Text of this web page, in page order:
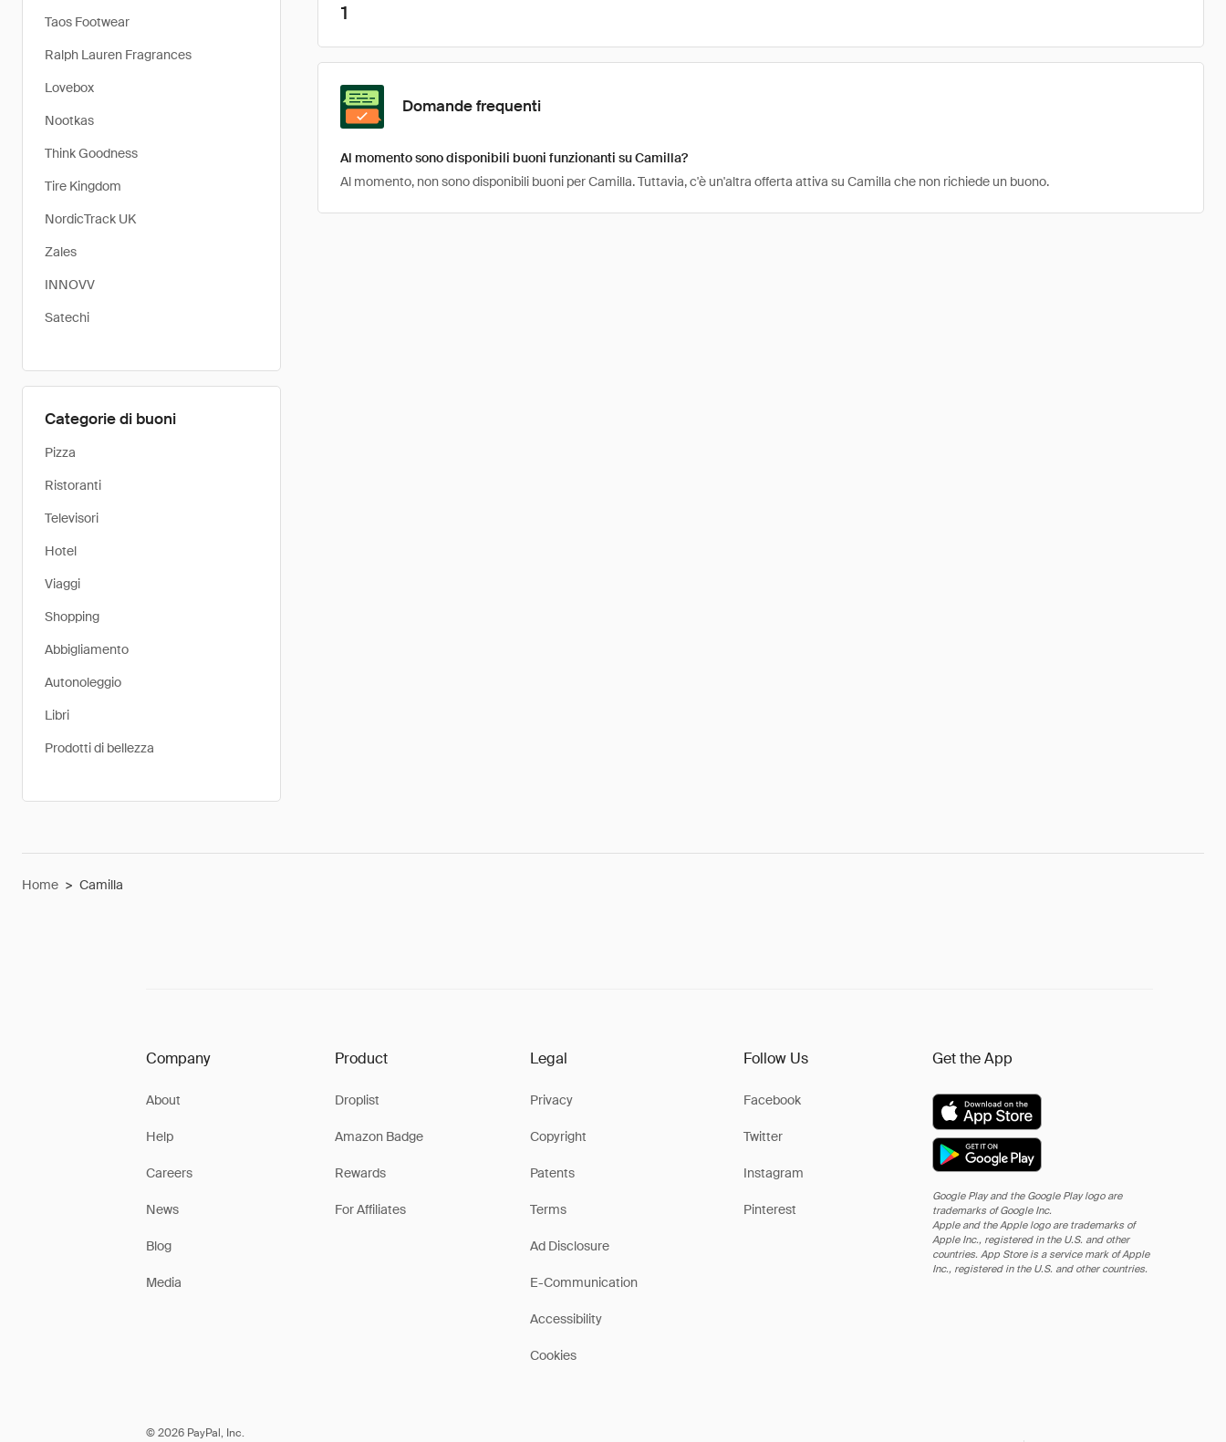
Taos Footwear
Ralph Lauren Fragrances
Lovebox
Nootkas
Think Goodness
Tire Kingdom
NordicTrack UK
Zales
INNOVV
Satechi
Categorie di buoni
Pizza
Ristoranti
Televisori
Hotel
Viaggi
Shopping
Abbigliamento
Autonoleggio
Libri
Prodotti di bellezza
1
Domande frequenti
Al momento sono disponibili buoni funzionanti su Camilla?
Al momento, non sono disponibili buoni per Camilla. Tuttavia, c'è un'altra offerta attiva su Camilla che non richiede un buono.
Home > Camilla
Company
About
Help
Careers
News
Blog
Media
Product
Droplist
Amazon Badge
Rewards
For Affiliates
Legal
Privacy
Copyright
Patents
Terms
Ad Disclosure
E-Communication
Accessibility
Cookies
Follow Us
Facebook
Twitter
Instagram
Pinterest
Get the App
Google Play and the Google Play logo are
trademarks of Google Inc.
Apple and the Apple logo are trademarks of
Apple Inc., registered in the U.S. and other
countries. App Store is a service mark of Apple
Inc., registered in the U.S. and other countries.
© 2026 PayPal, Inc.